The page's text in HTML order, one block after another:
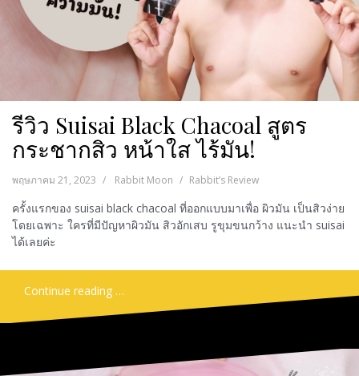
รีวิว Suisai Black Chacoal สูตร
กระชากสิว หน้าใส ไร้มัน!
พฤษภาคม 21, 2023 Rabbit Moon Rabbit’s Review
ครั้งแรกของ suisai black chacoal ที่ออกแบบมาเพื่อ ผิวมัน เป็นสิวง่าย
โดยเฉพาะ ใครที่มีปัญหาผิวมัน สิวอักเสบ รูขุมขนกว้าง แนะนำ suisai
ได้เลยค่ะ
Continue reading …